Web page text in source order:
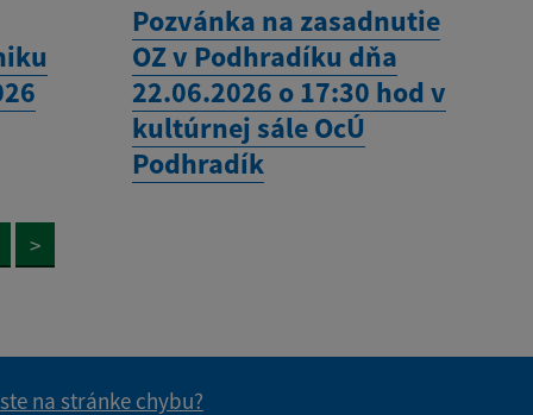
Pozvánka na zasadnutie
OZ v Podhradíku dňa
22.06.2026 o 17:30 hod v
kultúrnej sále OcÚ
Podhradík
>
na stránke chybu?